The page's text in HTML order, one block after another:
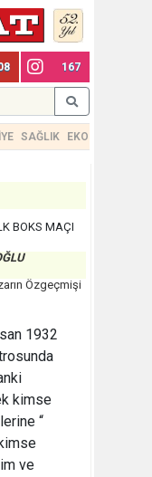
167
SAĞLIK EKONOMİ
BOKS MAÇI
Özgeçmişi
1932
kimse
“
ve